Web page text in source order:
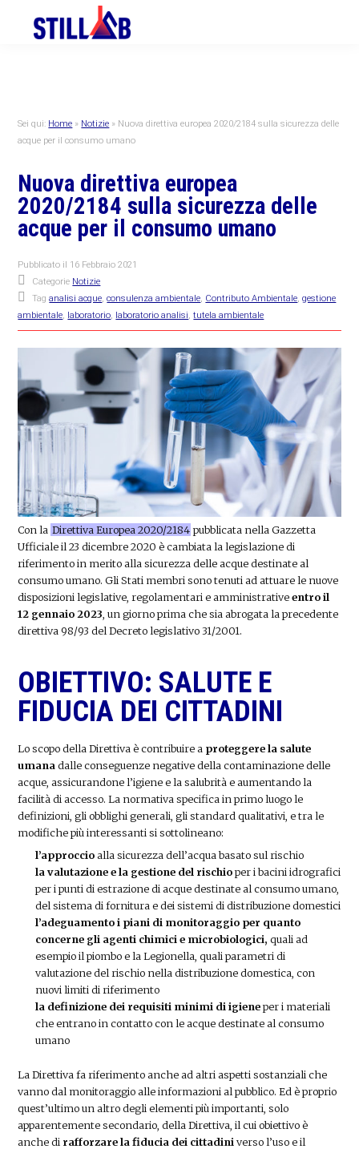
primary
primary
Sei qui: Home » Notizie » Nuova direttiva europea 2020/2184 sulla sicurezza delle
acque per il consumo umano
Nuova direttiva europea
2020/2184 sulla sicurezza delle
acque per il consumo umano
Pubblicato il 16 Febbraio 2021
Categorie Notizie
Taganalisi acque,consulenza ambientale, Contributo Ambientale,gestione
ambientale, laboratorio, laboratorio analisi,tutela ambientale
Con la Direttiva Europea 2020/2184pubblicata nella Gazzetta
Ufficiale il 23 dicembre 2020 è cambiata la legislazione di
riferimento in merito alla sicurezza delle acque destinate al
consumo umano. Gli Stati membri sono tenuti ad attuare le nuove
disposizioni legislative, regolamentari e amministrativeentro il
12 gennaio 2023 , un giorno prima che sia abrogata la precedente
direttiva 98/93 del Decreto legislativo 31/2001.
OBIETTIVO: SALUTE E
FIDUCIA DEI CITTADINI
Lo scopo della Direttiva è contribuire a proteggere la salute
umana dalle conseguenze negative della contaminazione delle
acque, assicurandone l’igiene e la salubrità e aumentando la
facilità di accesso. La normativa specifica in primo luogo le
definizioni, gli obblighi generali, gli standard qualitativi, e tra le
modifiche più interessanti si sottolineano:
l’approccioalla sicurezza dell’acqua basato sul rischio
la valutazione e la gestione del rischioper i bacini idrografici
per i punti di estrazione di acque destinate al consumo umano,
del sistema di fornitura e dei sistemi di distribuzione domestici
l’adeguamento i piani di monitoraggio per quanto
concerne gli agenti chimici e microbiologici, quali ad
esempio il piombo e la Legionella, quali parametri di
valutazione del rischio nella distribuzione domestica, con
nuovi limiti di riferimento
la definizione dei requisiti minimi di igieneper i materiali
che entrano in contatto con le acque destinate al consumo
umano
La Direttiva fa riferimento anche ad altri aspetti sostanziali che
vanno dal monitoraggio alle informazioni al pubblico. Ed è proprio
quest’ultimo un altro degli elementi più importanti, solo
apparentemente secondario, della Direttiva, il cui obiettivo è
anche di rafforzare la fiducia dei cittadiniverso l’uso e il